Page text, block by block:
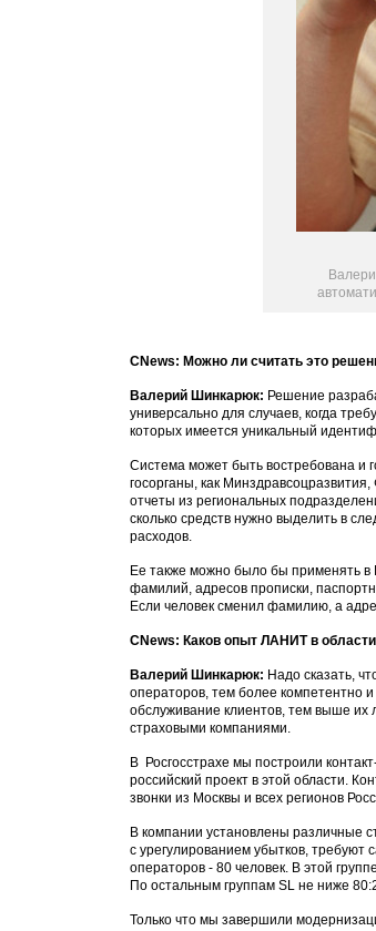
CNews: Можно ли считать это
Валерий Шинкарюк: Решение
универсально для случаев, когда
которых имеется уникальный
Система может быть востребована и
госорганы, как
отчеты из региональных
сколько средств нужно выделить в
расходов.
Ее также можно было бы применять в
фамилий, адресов прописки,
Если человек сменил фамилию, а
CNews: Каков опыт ЛАНИТ в области
Валерий Шинкарюк: Надо сказать,
операторов, тем более компетентно
обслуживание клиентов, тем выше их
страховыми компаниями.
В Росгосстрахе мы построили
российский проект в этой области.
звонки из Москвы и всех регионов
В компании установлены различные
с урегулированием убытков,
операторов - 80 человек. В этой
По остальным группам SL не ниже
Только что мы завершили